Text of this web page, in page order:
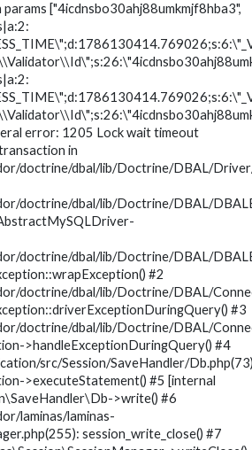
params ["4icdnsbo30ahj88umkmjf8hba3",
error: 1205 Lock wait timeout
in
doctrine/dbal/lib/Doctrine/DBAL/
doctrine/dbal/lib/Doctrine/DBAL/
doctrine/dbal/lib/Doctrine/DBAL/
#2
doctrine/dbal/lib/Doctrine/DBAL/
#3
doctrine/dbal/lib/Doctrine/DBAL/
>handleExceptionDuringQuery() #4
src/Session/SaveHandler/
>executeStatement() #5 [internal
>write() #6
laminas/laminas-
session_write_close() #7